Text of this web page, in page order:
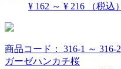
¥ 162 ～ ¥ 216
（税込）
商品コード： 316-1 ～ 316-2
ガーゼハンカチ桜